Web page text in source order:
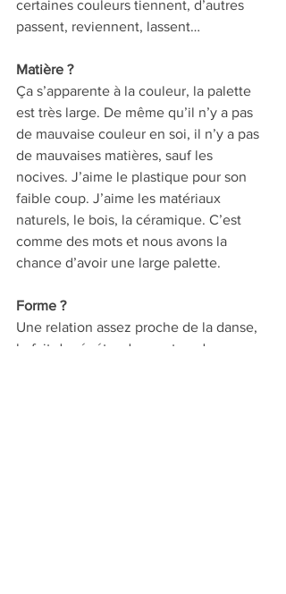
certaines couleurs tiennent, d’autres
passent, reviennent, lassent…
Matière ?
Ça s’apparente à la couleur, la palette
est très large. De même qu’il n’y a pas
de mauvaise couleur en soi, il n’y a pas
de mauvaises matières, sauf les
nocives. J’aime le plastique pour son
faible coup. J’aime les matériaux
naturels, le bois, la céramique. C’est
comme des mots et nous avons la
chance d’avoir une large palette.
Forme ?
Une relation assez proche de la danse,
le fait de répéter des gestes, des